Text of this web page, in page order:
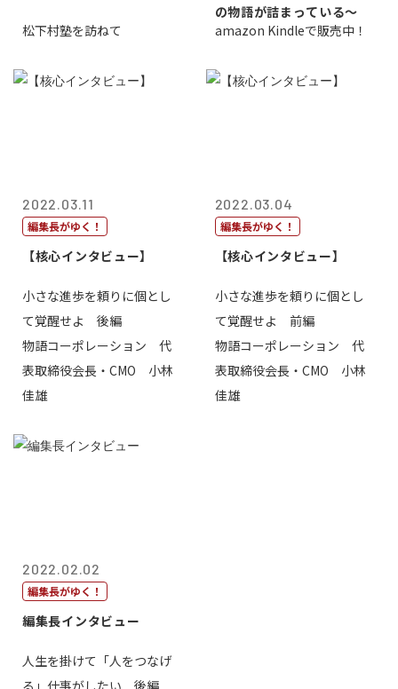
松下村塾を訪ねて
の物語が詰まっている〜
amazon Kindleで販売中！
2022.03.11
編集長がゆく！
【核心インタビュー】
小さな進歩を頼りに個とし
て覚醒せよ 後編
物語コーポレーション 代
表取締役会長・CMO 小林
佳雄
2022.03.04
編集長がゆく！
【核心インタビュー】
小さな進歩を頼りに個とし
て覚醒せよ 前編
物語コーポレーション 代
表取締役会長・CMO 小林
佳雄
2022.02.02
編集長がゆく！
編集長インタビュー
人生を掛けて「人をつなげ
る」仕事がしたい 後編